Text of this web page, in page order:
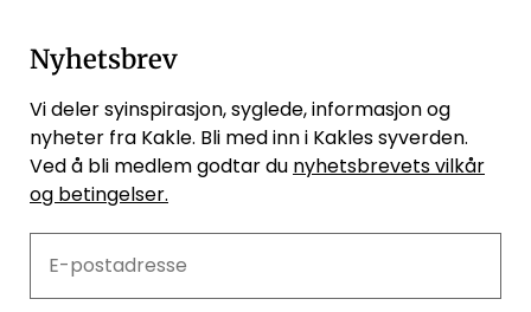
Nyhetsbrev
Vi deler syinspirasjon, syglede, informasjon og
nyheter fra Kakle. Bli med inn i Kakles syverden.
Ved å bli medlem godtar du nyhetsbrevets vilkår
og betingelser.